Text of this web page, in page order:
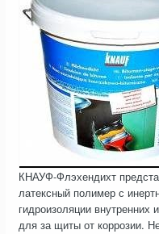
КНАУФ-Флэхендихт
латексный полимер с
гидроизоляции
для за щиты от коррозии.